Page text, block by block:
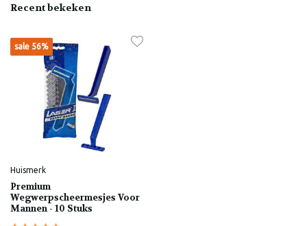
Recent bekeken
sale 56%
Huismerk
Premium
Wegwerpscheermesjes Voor
Mannen - 10 Stuks